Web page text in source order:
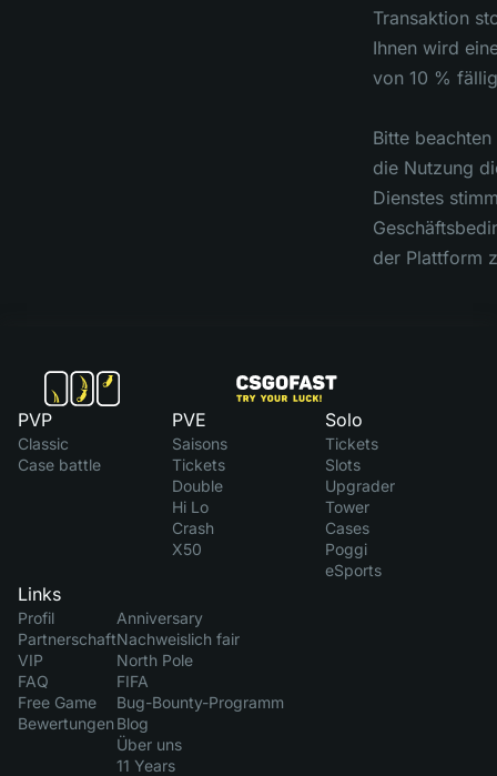
Transaktion
Ihnen wird
von 10 %
Bitte
die Nutzung
Dienstes
der Plattform
PVP
Classic
Case battle
PVE
Saisons
Tickets
Double
Hi Lo
Crash
X50
Solo
Tickets
Slots
Upgrader
Tower
Cases
Poggi
eSports
Links
Profil
Partnerschaft
VIP
FAQ
Free Game
Bewertungen
Anniversary
Nachweislich fair
North Pole
FIFA
Bug-Bounty-Programm
Blog
Über uns
11 Years